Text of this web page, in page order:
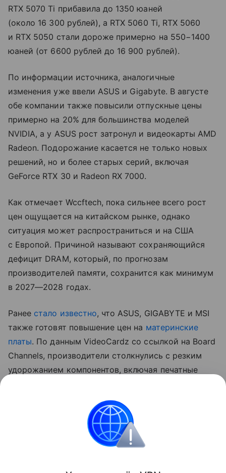
RTX 5070 Ti прибавила до 1350 юаней
(около 16 300 рублей), а RTX 5060 Ti, RTX 5060
и RTX 5050 стали дороже примерно на 550−1400
юаней (от 6600 рублей до 16 900 рублей).
По информации источника, аналогичные
изменения уже ввели ASUS и Gigabyte. В августе
обе компании также повысили отпускные цены
примерно на 20% для большинства моделей
NVIDIA, а у ASUS рост затронул и видеокарты AMD
Radeon. Подорожание касается не только новых
решений, но и более старых серий, включая
GeForce RTX 30 и Radeon RX 7000.
Как отмечает Wccftech, пока сильнее всего рост
цен ощущается на китайском рынке, однако
ситуация может распространиться и на США
с Европой. Причиной называют сохраняющийся
дефицит DRAM, который, по прогнозам
производителей памяти, сохранится как минимум
в 2027—2028 годах.
Ранее стало известно, что ASUS, GIGABYTE и MSI
также готовят повышение цен на материнские
платы. По данным VideoCardz со ссылкой на Board
Channels, производители столкнулись с резким
удорожанием компонентов, включая печатные
На ситуацию также влияет снижение спроса
на новые ПК, из-за чего компаниям приходится
компенсировать рост издержек повышением